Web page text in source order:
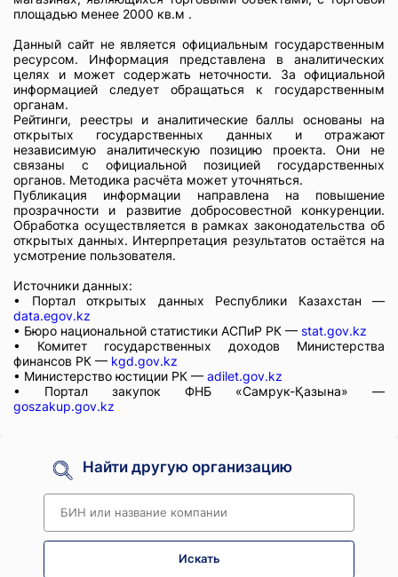
площадью менее 2000 кв.м .
Данный сайт не является официальным государственным
ресурсом. Информация представлена в аналитических
целях и может содержать неточности. За официальной
информацией следует обращаться к государственным
органам.
Рейтинги, реестры и аналитические баллы основаны на
открытых государственных данных и отражают
независимую аналитическую позицию проекта. Они не
связаны с официальной позицией государственных
органов. Методика расчёта может уточняться.
Публикация информации направлена на повышение
прозрачности и развитие добросовестной конкуренции.
Обработка осуществляется в рамках законодательства об
открытых данных. Интерпретация результатов остаётся на
усмотрение пользователя.
Источники данных:
• Портал открытых данных Республики Казахстан —
data.egov.kz
• Бюро национальной статистики АСПиР РК — stat.gov.kz
• Комитет государственных доходов Министерства
финансов РК — kgd.gov.kz
• Министерство юстиции РК — adilet.gov.kz
• Портал закупок ФНБ «Самрук-Қазына» —
goszakup.gov.kz
Найти другую организацию
Искать